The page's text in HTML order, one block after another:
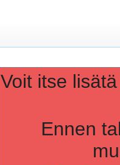
Voit itse
Ennen